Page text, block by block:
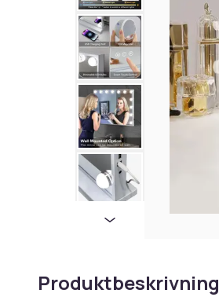
Produktbeskrivning